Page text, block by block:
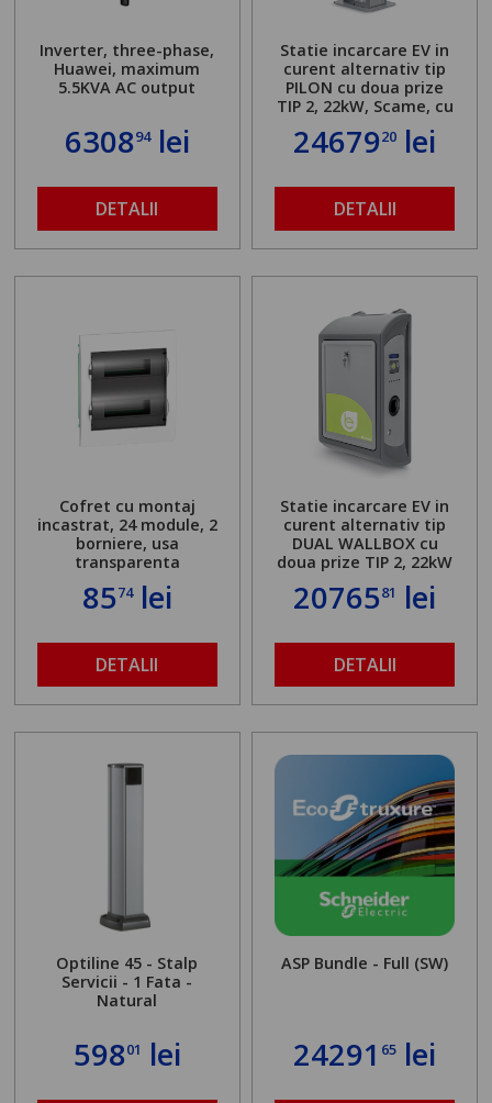
Inverter, three-phase,
Huawei, maximum
5.5KVA AC output
630894lei
DETALII
Statie incarcare EV in
curent alternativ tip
PILON cu doua prize
TIP 2, 22kW, Scame, cu
server local
2467920 lei
DETALII
Cofret cu montaj
incastrat, 24 module, 2
borniere, usa
transparenta
8574lei
DETALII
Statie incarcare EV in
curent alternativ tip
DUAL WALLBOX cu
doua prize TIP 2, 22kW
2076581 lei
DETALII
Optiline 45 - Stalp
Servicii - 1 Fata -
Natural
59801 lei
ASP Bundle - Full (SW)
24291 65 lei